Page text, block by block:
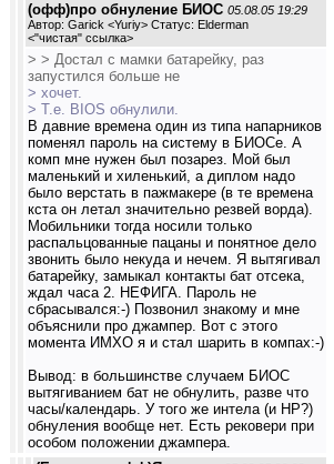
(офф)про обнуление БИОС 05.08.05 19:29
Автор: Garick <Yuriy> Статус: Elderman
<"чистая" ссылка>
> > Достал с мамки батарейку, раз
запустился больше не
> хочет.
> Т.е. BIOS обнулили.
В давние времена один из типа напарников
поменял пароль на систему в БИОСе. А
комп мне нужен был позарез. Мой был
маленький и хиленький, а диплом надо
было верстать в пажмакере (в те времена
кста он летал значительно резвей ворда).
Мобильники тогда носили только
распальцованные пацаны и понятное дело
звонить было некуда и нечем. Я вытягивал
батарейку, замыкал контакты бат отсека,
ждал часа 2. НЕФИГА. Пароль не
сбрасывался:-) Позвонил знакому и мне
объяснили про джампер. Вот с этого
момента ИМХО я и стал шарить в компах:-)
Вывод: в большинстве случаем БИОС
вытягиванием бат не обнулить, разве что
часы/календарь. У того же интела (и НР?)
обнуления вообще нет. Есть рековери при
особом положении джампера.